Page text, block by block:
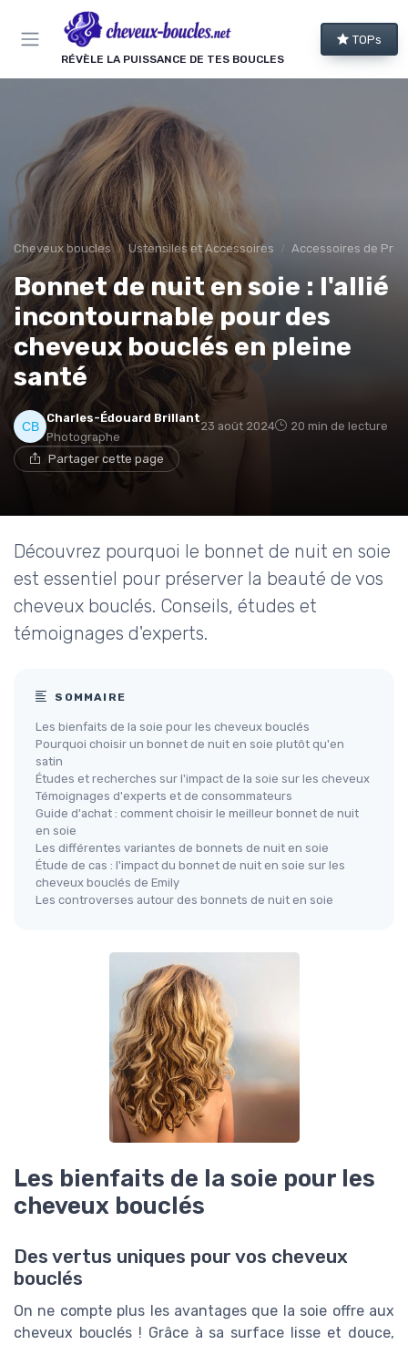
RÉVÈLE LA PUISSANCE DE TES BOUCLES
TOPs
Cheveux boucles Ustensiles et Accessoires Accessoires de
Bonnet de nuit en soie : l'allié
incontournable pour des
cheveux bouclés en pleine
santé
Charles-Édouard Brillant
Photographe
23 août 2024 20 min de lecture
Partager cette page
Découvrez pourquoi le bonnet de nuit en soie
est essentiel pour préserver la beauté de vos
cheveux bouclés. Conseils, études et
témoignages d'experts.
SOMMAIRE
Les bienfaits de la soie pour les cheveux bouclés
Pourquoi choisir un bonnet de nuit en soie plutôt qu'en
satin
Études et recherches sur l'impact de la soie sur les cheveux
Témoignages d'experts et de consommateurs
Guide d'achat : comment choisir le meilleur bonnet de nuit
en soie
Les différentes variantes de bonnets de nuit en soie
Étude de cas : l'impact du bonnet de nuit en soie sur les
cheveux bouclés de Emily
Les controverses autour des bonnets de nuit en soie
Les bienfaits de la soie pour les
cheveux bouclés
Des vertus uniques pour vos cheveux
bouclés
On ne compte plus les avantages que la soie offre aux
cheveux bouclés ! Grâce à sa surface lisse et douce,
Panneau de gestion des cookies